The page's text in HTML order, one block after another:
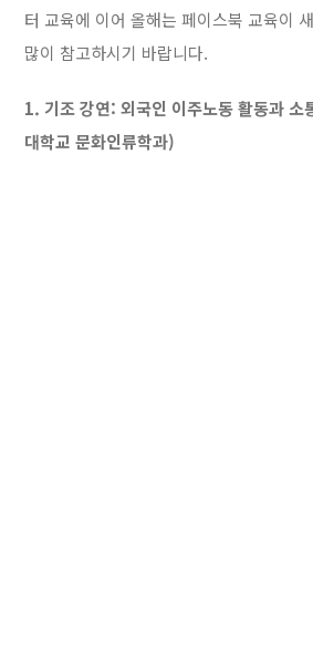
터 교육에 이어 올해는 페이스북 교육이
많이 참고하시기 바랍니다.
1. 기조 강연: 외국인 이주노동 활동과 소
대학교 문화인류학과)